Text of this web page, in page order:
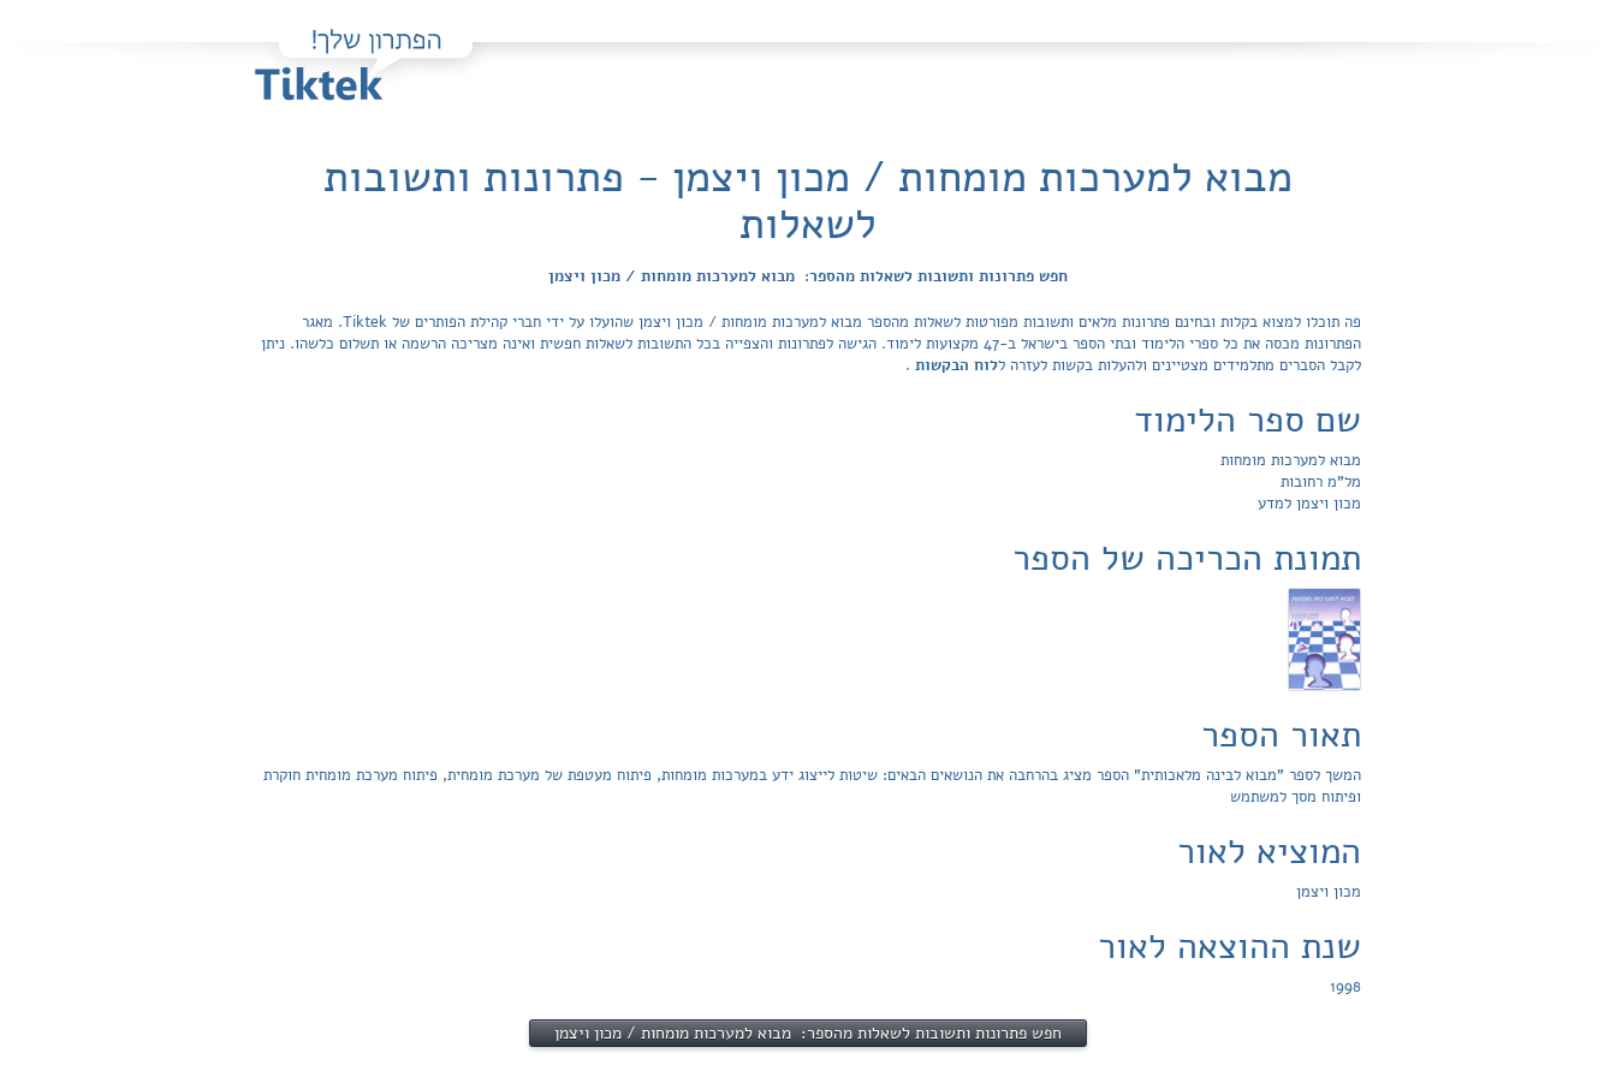
מבוא למערכות מומחות / מכון ויצמן - פתרונות ותשובות
לשאלות
חפש פתרונות ותשובות לשאלות מהספר: מבוא למערכות מומחות / מכון ויצמן
פה תוכלו למצוא בקלות ובחינם פתרונות מלאים ותשובות מפורטות לשאלות מהספר מבוא למערכות מומחות / מכון ויצמן שהועלו על ידי חברי קהילת הפותרים של Tiktek. מאגר
הפתרונות מכסה את כל ספרי הלימוד ובתי הספר בישראל ב-47 מקצועות לימוד. הגישה לפתרונות והצפייה בכל התשובות לשאלות חפשית ואינה מצריכה הרשמה או תשלום כלשהו. ניתן
לקבל הסברים מתלמידים מצטיינים ולהעלות בקשות לעזרה ללוח הבקשות .
שם ספר הלימוד
מבוא למערכות מומחות
מל"מ רחובות
מכון ויצמן למדע
תמונת הכריכה של הספר
תאור הספר
המשך לספר "מבוא לבינה מלאכותית" הספר מציג בהרחבה את הנושאים הבאים: שיטות לייצוג ידע במערכות מומחות, פיתוח מעטפת של מערכת מומחית, פיתוח מערכת מומחית חוקרת
ופיתוח מסך למשתמש
המוציא לאור
מכון ויצמן
שנת ההוצאה לאור
1998
חפש פתרונות ותשובות לשאלות מהספר: מבוא למערכות מומחות / מכון ויצמן